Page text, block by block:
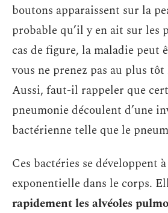
boutons apparaissent sur la
probable qu’il y en ait sur les
cas de figure, la maladie peut
vous ne prenez pas au plus
Aussi, faut-il rappeler que
pneumonie découlent d’une
bactérienne telle que le
Ces bactéries se développent
exponentielle dans le corps.
rapidement les alvéoles